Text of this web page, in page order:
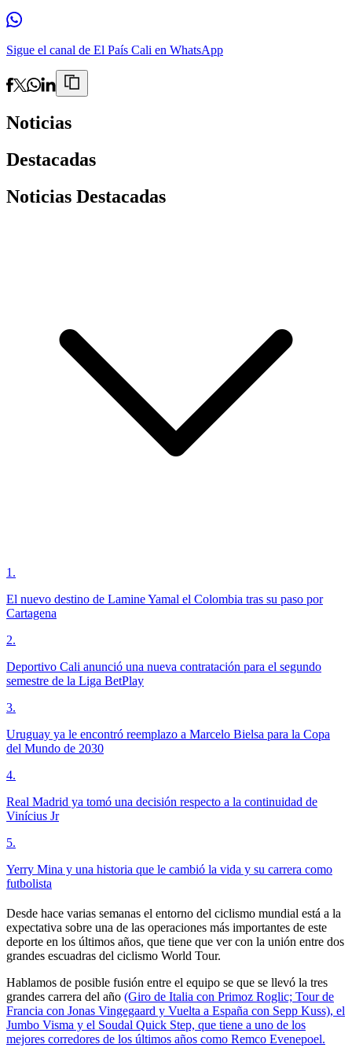
Sigue el canal de El País Cali en WhatsApp
Noticias
Destacadas
Noticias Destacadas
1 .
El nuevo destino de Lamine Yamal el Colombia tras su paso por
Cartagena
2.
Deportivo Cali anunció una nueva contratación para el segundo
semestre de la Liga BetPlay
3.
Uruguay ya le encontró reemplazo a Marcelo Bielsa para la Copa
del Mundo de 2030
4.
Real Madrid ya tomó una decisión respecto a la continuidad de
Vinícius Jr
5.
Yerry Mina y una historia que le cambió la vida y su carrera como
futbolista
Desde hace varias semanas el entorno del ciclismo mundial está a la
expectativa sobre una de las operaciones más importantes de este
deporte en los últimos años, que tiene que ver con la unión entre dos
grandes escuadras del ciclismo World Tour.
Hablamos de posible fusión entre el equipo se que se llevó la tres
grandes carrera del año (Giro de Italia con Primoz Roglic; Tour de
Francia con Jonas Vingegaard y Vuelta a España con Sepp Kuss), el
Jumbo Visma y el Soudal Quick Step, que tiene a uno de los
mejores corredores de los últimos años como Remco Evenepoel.